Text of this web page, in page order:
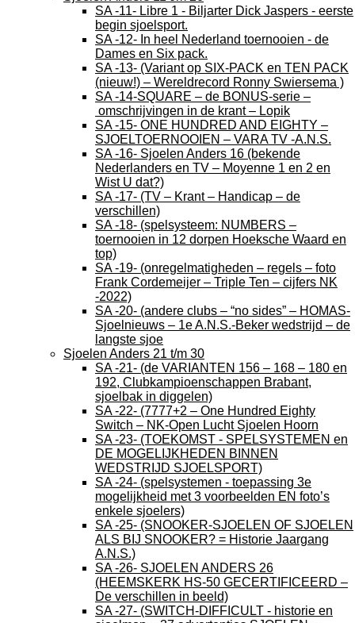
SA -11- Libre 1 - Biljarter Dick Jaspers - eerste
begin sjoelsport.
SA -12- In heel Nederland toernooien - de
Dames en Six pack.
SA -13- (Variant op SIX-PACK en TEN PACK
(nieuw!) – Wereldrecord Ronny Swiersema )
SA -14-SQUARE – de BONUS-serie –
omschrijvingen in de krant – Lopik
SA -15- ONE HUNDRED AND EIGHTY –
SJOELTOERNOOIEN – VARA TV -A.N.S.
SA -16- Sjoelen Anders 16 (bekende
Nederlanders en TV – Moyenne 1 en 2 en
Wist U dat?)
SA -17- (TV – Krant – Handicap – de
verschillen)
SA -18- (spelsysteem: NUMBERS –
toernooien in 12 dorpen Hoeksche Waard en
top)
SA -19- (onregelmatigheden – regels – foto
Frank Cordemeijer – Triple Ten – cijfers NK
-2022)
SA -20- (andere clubs – “no sides” – HOMAS-
Sjoelnieuws – 1e A.N.S.-Beker wedstrijd – de
langste sjoe
Sjoelen Anders 21 t/m 30
SA -21- (de VARIANTEN 156 – 168 – 180 en
192, Clubkampioenschappen Brabant,
sjoelbak in diggelen)
SA -22- (7777+2 – One Hundred Eighty
Switch – NK-Open Lucht Sjoelen Hoorn
SA -23- (TOEKOMST - SPELSYSTEMEN en
DE MOGELIJKHEDEN BINNEN
WEDSTRIJD SJOELSPORT)
SA -24- (spelsystemen - toepassing 3e
mogelijkheid met 3 voorbeelden EN foto’s
enkele sjoelers)
SA -25- (SNOOKER-SJOELEN OF SJOELEN
ALS BIJ SNOOKER? = Historie Jaargang
A.N.S.)
SA -26- SJOELEN ANDERS 26
(HEEMSKERK HS-50 GECERTIFICEERD –
De verschillen in beeld)
SA -27- (SWITCH-DIFFICULT - historie en